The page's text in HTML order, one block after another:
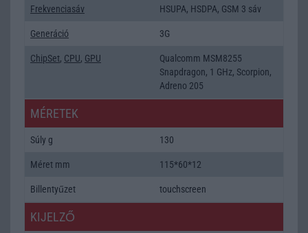
Frekvenciasáv HSUPA, HSDPA, GSM 3 sáv
Generáció 3G
ChipSet, CPU, GPU
Qualcomm MSM8255
Snapdragon, 1 GHz, Scorpion,
Adreno 205
MÉRETEK
Súly g 130
Méret mm 115*60*12
Billentyűzet touchscreen
KIJELZŐ